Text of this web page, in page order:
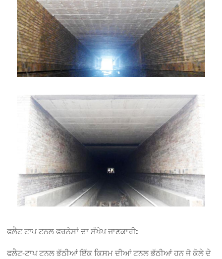
ਫਲੈਟ ਟਾਪ ਟਨਲ ਫਰਨੇਸਾਂ ਦਾ ਸੰਖੇਪ ਜਾਣਕਾਰੀ:
ਫਲੈਟ-ਟਾਪ ਟਨਲ ਭੱਠੀਆਂ ਇੱਕ ਕਿਸਮ ਦੀਆਂ ਟਨਲ ਭੱਠੀਆਂ ਹਨ ਜੋ ਕੋਲੇ ਦੇ